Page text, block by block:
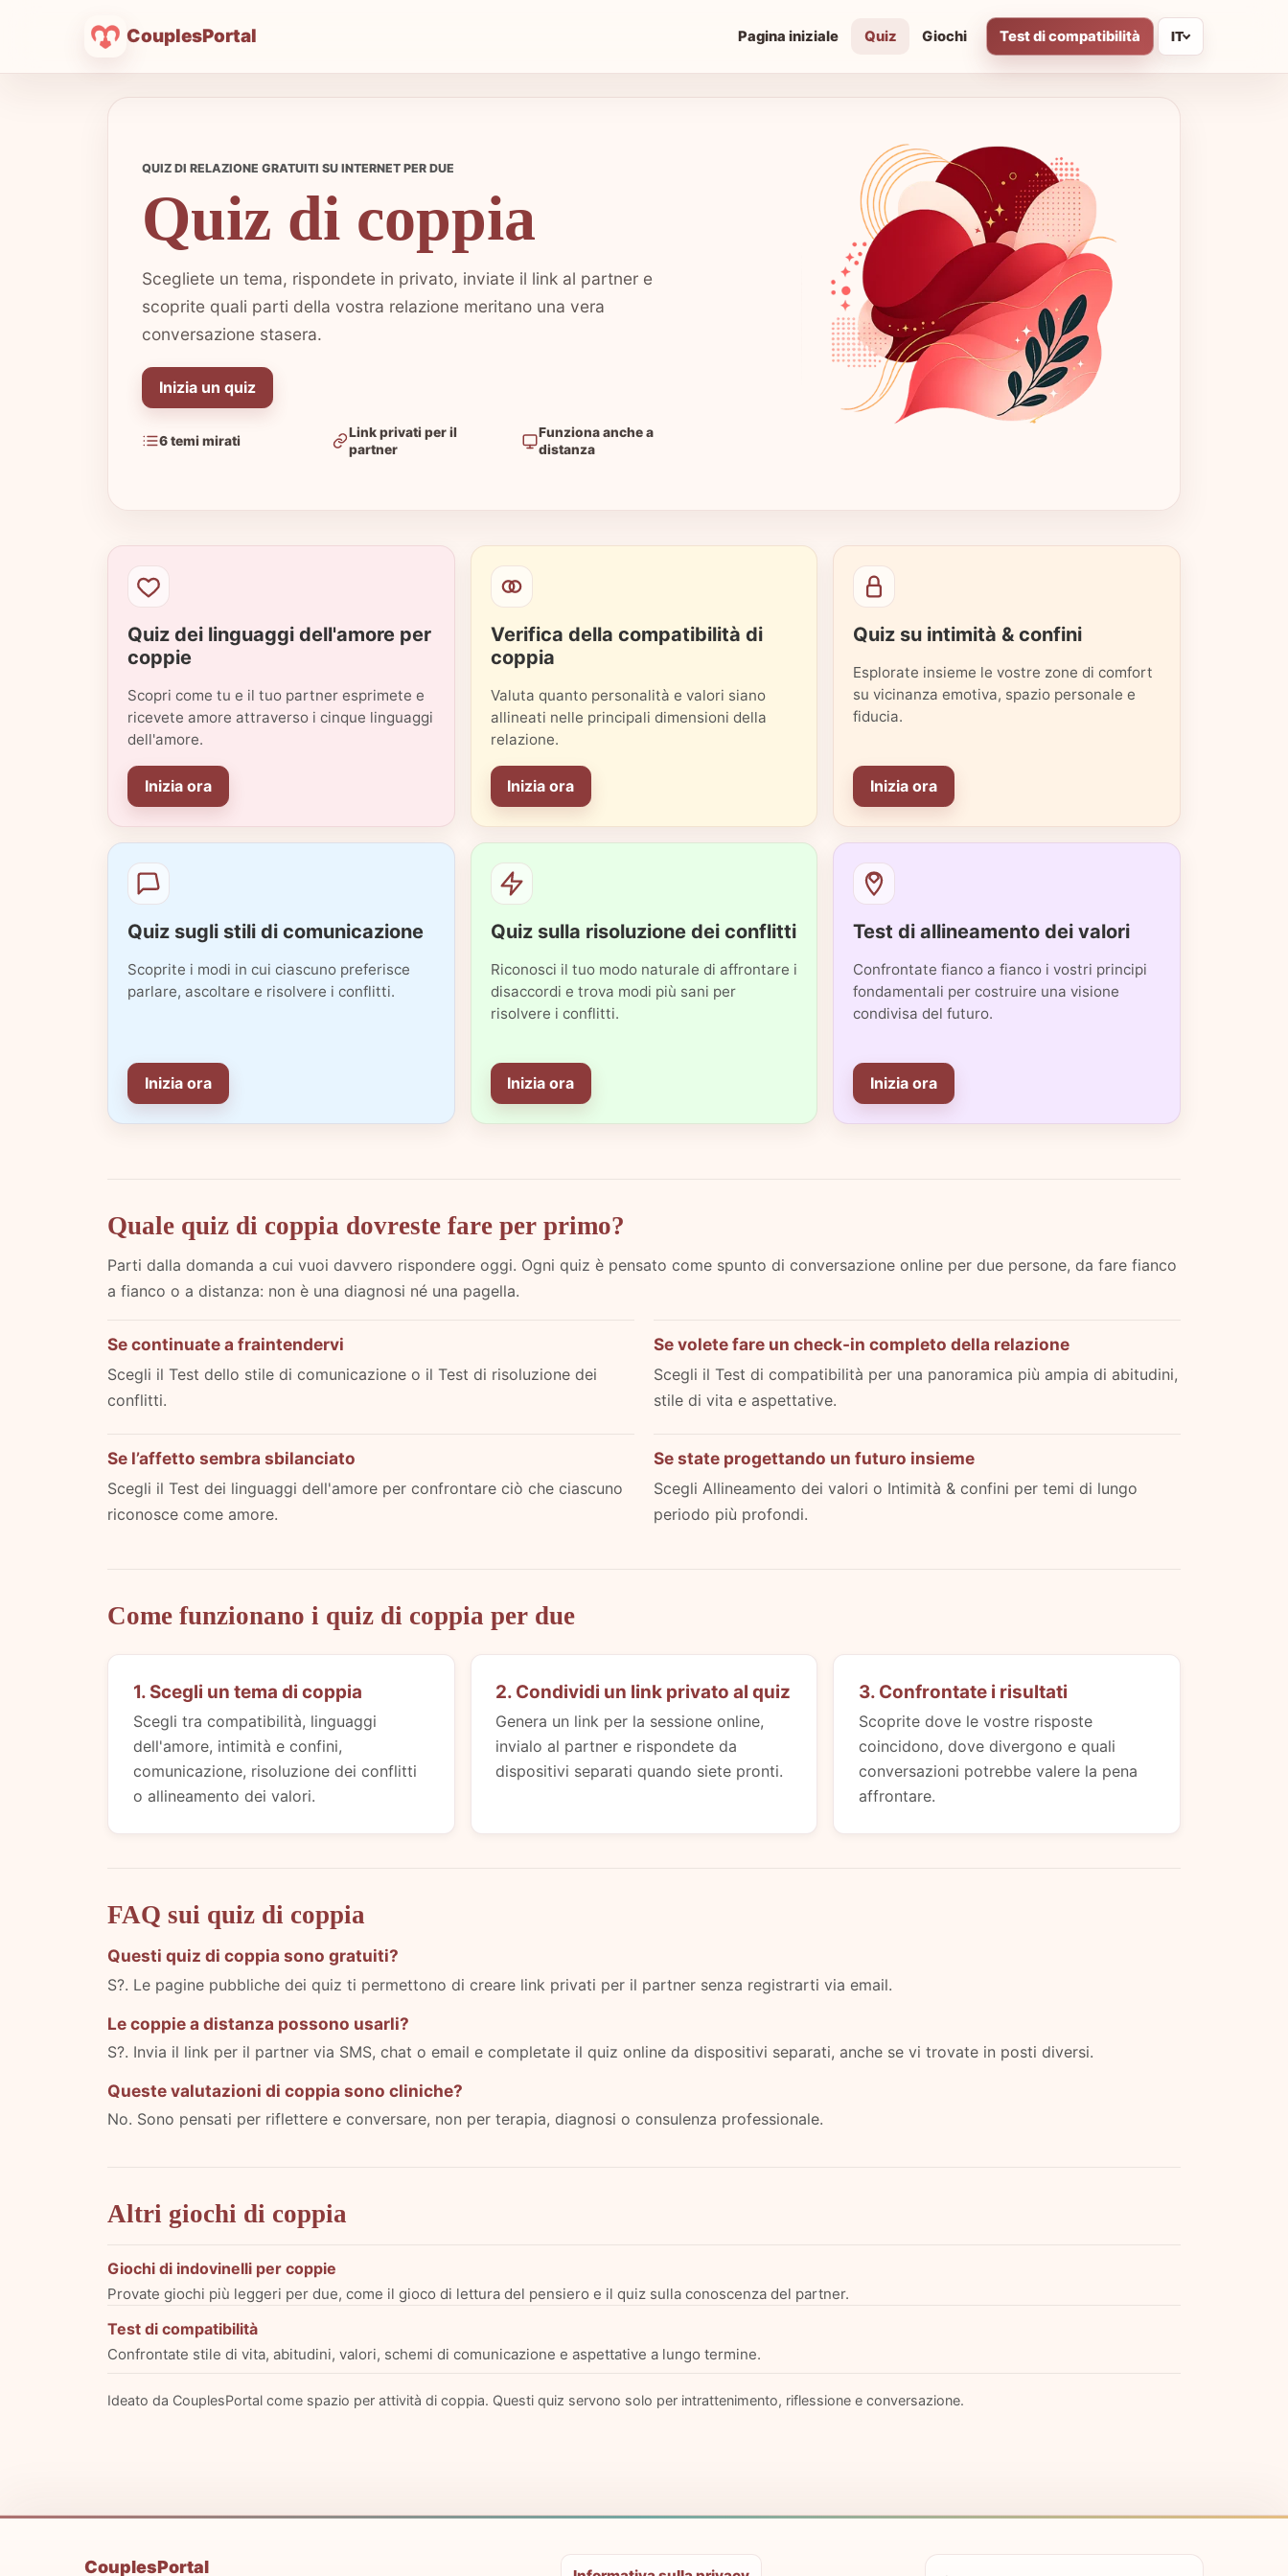
CouplesPortal Pagina iniziale Quiz Giochi Test di compatibilità IT
QUIZ DI RELAZIONE GRATUITI SU INTERNET PER DUE
Quiz di coppia
Scegliete un tema, rispondete in privato, inviate il link al partner e
scoprite quali parti della vostra relazione meritano una vera
conversazione stasera.
Inizia un quiz
6 temi mirati
Link privati per il
partner
Funziona anche a
distanza
Quiz dei linguaggi dell'amore per
coppie
Scopri come tu e il tuo partner esprimete e
ricevete amore attraverso i cinque linguaggi
dell'amore.
Inizia ora
Verifica della compatibilità di
coppia
Valuta quanto personalità e valori siano
allineati nelle principali dimensioni della
relazione.
Inizia ora
Quiz su intimità & confini
Esplorate insieme le vostre zone di comfort
su vicinanza emotiva, spazio personale e
fiducia.
Inizia ora
Quiz sugli stili di comunicazione
Scoprite i modi in cui ciascuno preferisce
parlare, ascoltare e risolvere i conflitti.
Inizia ora
Quiz sulla risoluzione dei conflitti
Riconosci il tuo modo naturale di affrontare i
disaccordi e trova modi più sani per
risolvere i conflitti.
Inizia ora
Test di allineamento dei valori
Confrontate fianco a fianco i vostri principi
fondamentali per costruire una visione
condivisa del futuro.
Inizia ora
Quale quiz di coppia dovreste fare per primo?
Parti dalla domanda a cui vuoi davvero rispondere oggi. Ogni quiz è pensato come spunto di conversazione online per due persone, da fare fianco
a fianco o a distanza: non è una diagnosi né una pagella.
Se continuate a fraintendervi
Scegli il Test dello stile di comunicazione o il Test di risoluzione dei
conflitti.
Se volete fare un check-in completo della relazione
Scegli il Test di compatibilità per una panoramica più ampia di abitudini,
stile di vita e aspettative.
Se l’affetto sembra sbilanciato
Scegli il Test dei linguaggi dell'amore per confrontare ciò che ciascuno
riconosce come amore.
Se state progettando un futuro insieme
Scegli Allineamento dei valori o Intimità & confini per temi di lungo
periodo più profondi.
Come funzionano i quiz di coppia per due
1. Scegli un tema di coppia
Scegli tra compatibilità, linguaggi
dell'amore, intimità e confini,
comunicazione, risoluzione dei conflitti
o allineamento dei valori.
2. Condividi un link privato al quiz
Genera un link per la sessione online,
invialo al partner e rispondete da
dispositivi separati quando siete pronti.
3. Confrontate i risultati
Scoprite dove le vostre risposte
coincidono, dove divergono e quali
conversazioni potrebbe valere la pena
affrontare.
FAQ sui quiz di coppia
Questi quiz di coppia sono gratuiti?
S?. Le pagine pubbliche dei quiz ti permettono di creare link privati per il partner senza registrarti via email.
Le coppie a distanza possono usarli?
S?. Invia il link per il partner via SMS, chat o email e completate il quiz online da dispositivi separati, anche se vi trovate in posti diversi.
Queste valutazioni di coppia sono cliniche?
No. Sono pensati per riflettere e conversare, non per terapia, diagnosi o consulenza professionale.
Altri giochi di coppia
Giochi di indovinelli per coppie
Provate giochi più leggeri per due, come il gioco di lettura del pensiero e il quiz sulla conoscenza del partner.
Test di compatibilità
Confrontate stile di vita, abitudini, valori, schemi di comunicazione e aspettative a lungo termine.
Ideato da CouplesPortal come spazio per attività di coppia. Questi quiz servono solo per intrattenimento, riflessione e conversazione.
CouplesPortal